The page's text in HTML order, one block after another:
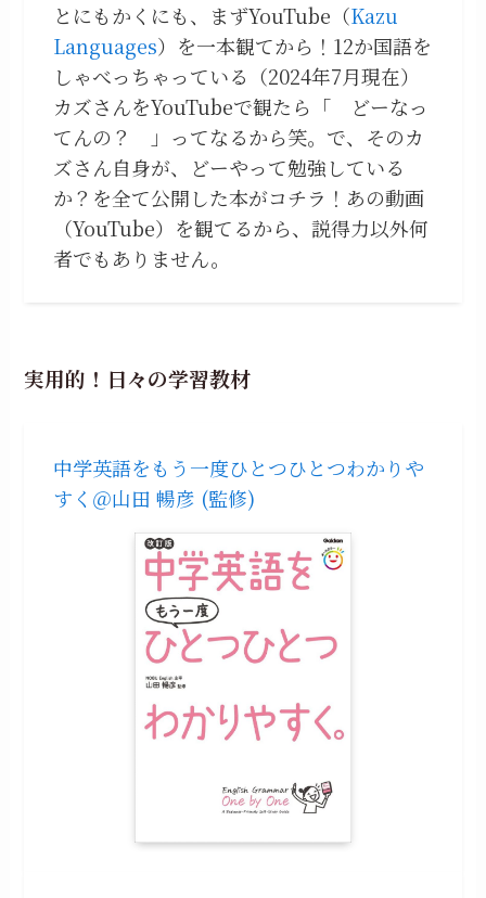
とにもかくにも、まずYouTube（Kazu
Languages）を一本観てから！12か国語を
しゃべっちゃっている（2024年7月現在）
カズさんをYouTubeで観たら「 どーなっ
てんの？ 」ってなるから笑。で、そのカ
ズさん自身が、どーやって勉強している
か？を全て公開した本がコチラ！あの動画
（YouTube）を観てるから、説得力以外何
者でもありません。
実用的！日々の学習教材
中学英語をもう一度ひとつひとつわかりや
すく＠山田 暢彦 (監修)